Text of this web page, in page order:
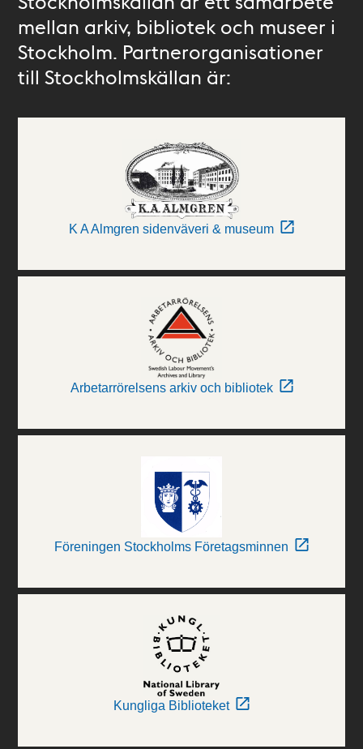
mellan arkiv, bibliotek och museer i
Stockholm. Partnerorganisationer
till Stockholmskällan är:
K A Almgren sidenväveri & museum
Arbetarrörelsens arkiv och bibliotek
Föreningen Stockholms Företagsminnen
Kungliga Biblioteket